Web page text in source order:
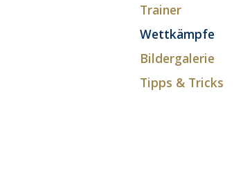
Trainer
Wettkämpfe
Bildergalerie
Tipps & Tricks